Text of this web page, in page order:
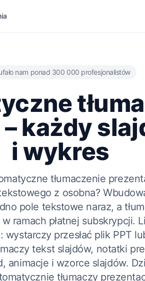
nam ponad 300 000 profesjonalistów
każdy
i wykres
tłumaczenie
z osobna?
pole tekstowe naraz, a
ramach płatnej subskrypcji.
przesłać plik PPT
tekst slajdów, notatki
animacje i wzorce slajdów.
tłumaczy